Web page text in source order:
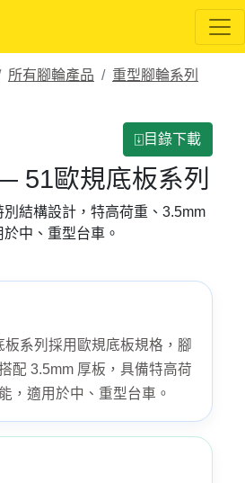
所有腳輪產品
重型腳輪系列
⍗目錄下載
51歐規底板系列
結構設計，特高荷重、3.5mm
中、重型台車。
板系列採用歐規底板規格，腳
配 3.5mm 厚板，具備特高荷
，適用於中、重型台車。